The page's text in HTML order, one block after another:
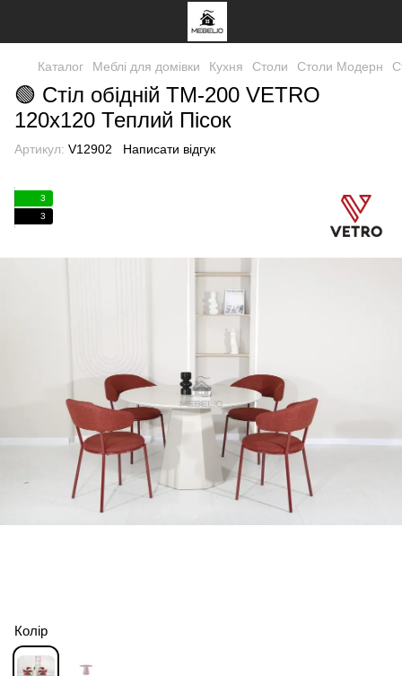
Каталог Меблі для домівки Кухня Столи Столи Модерн
🟢 Стіл обідній TM-200 VETRO
120x120 Теплий Пісок
Артикул: V12902 Написати відгук
3
3
Колір